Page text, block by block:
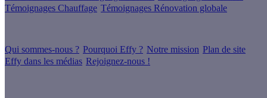
Témoignages Chauffage Témoignages Rénovation globale
Qui sommes-nous ? Pourquoi Effy ? Notre mission Plan de site
Effy dans les médias Rejoignez-nous !